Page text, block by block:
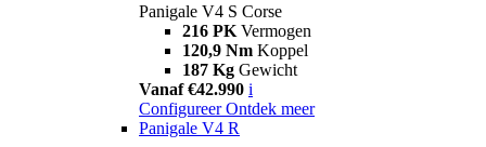
Panigale V4 S Corse
216 PK Vermogen
120,9 Nm Koppel
187 Kg Gewicht
Vanaf €42.990 i
Configureer Ontdek meer
Panigale V4 R